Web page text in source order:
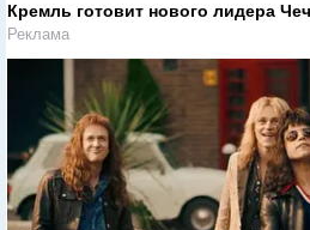
Кремль готовит нового лидера
Реклама